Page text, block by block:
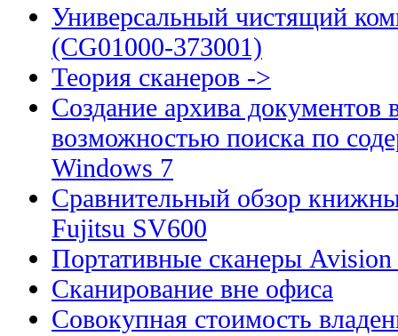
Универсальный чистящий
(CG01000-373001)
Теория сканеров ->
Создание архива документов
возможностью поиска по
Windows 7
Сравнительный обзор
Fujitsu SV600
Портативные сканеры Avision
Сканирование вне офиса
Совокупная стоимость